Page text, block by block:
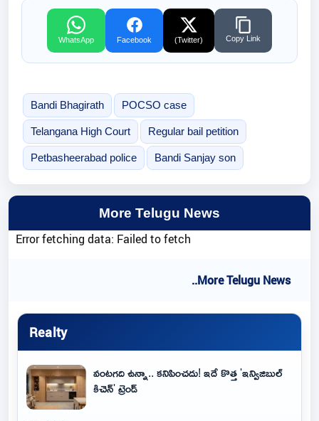
WhatsApp Facebook (Twitter) Copy Link
Bandi Bhagirath POCSO case
Telangana High Court Regular bail petition
Petbasheerabad police Bandi Sanjay son
More Telugu News
Error fetching data: Failed to fetch
..More Telugu News
Realty
వంటగది ఉన్నా.. కనిపించదు! ఇదే కొత్త 'ఇన్విజిబుల్
కిచెన్' ట్రెండ్